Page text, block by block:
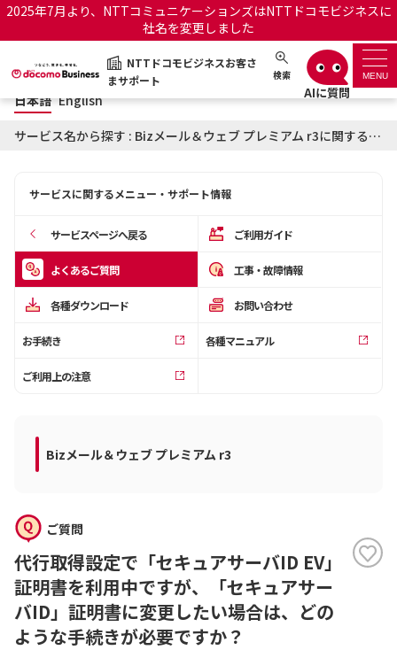
2025年7月より、NTTコミュニケーションズはNTTドコモビジネスに
社名を変更しました
NTTドコモビジネスお客さ
まサポート
検索 MENU
NTTドコモビジネスお客さまサポート 日本語 English
サポートトップ
お知らせ サポートサイトの使い方
OCNのお客さまはこちら
工事・故障情報通知サー
オフィシャルサイト
日本語 English
サービス名から探す : Bizメール＆ウェブ プレミアム r3に関するよくあるご質問
サービスに関するメニュー・サポート情報
サービスページへ戻る ご利用ガイド
よくあるご質問 工事・故障情報
各種ダウンロード お問い合わせ
お手続き 各種マニュアル
ご利用上の注意
Bizメール＆ウェブ プレミアム r3
ご質問
代行取得設定で「セキュアサーバID EV」
証明書を利用中ですが、「セキュアサー
バID」証明書に変更したい場合は、どの
ような手続きが必要ですか？